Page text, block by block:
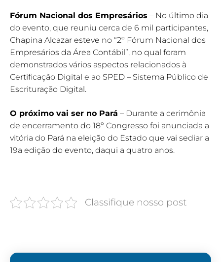
Fórum Nacional dos Empresários – No último dia
do evento, que reuniu cerca de 6 mil participantes,
Chapina Alcazar esteve no “2º Fórum Nacional dos
Empresários da Área Contábil”, no qual foram
demonstrados vários aspectos relacionados à
Certificação Digital e ao SPED – Sistema Público de
Escrituração Digital.
O próximo vai ser no Pará – Durante a cerimônia
de encerramento do 18º Congresso foi anunciada a
vitória do Pará na eleição do Estado que vai sediar a
19a edição do evento, daqui a quatro anos.
Classifique nosso post